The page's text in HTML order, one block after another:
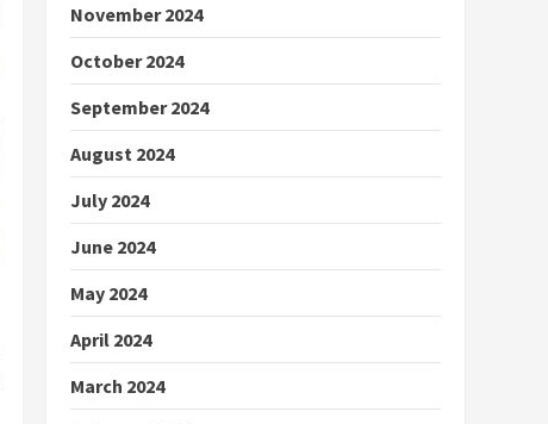
November 2024
October 2024
September 2024
August 2024
July 2024
June 2024
May 2024
April 2024
March 2024